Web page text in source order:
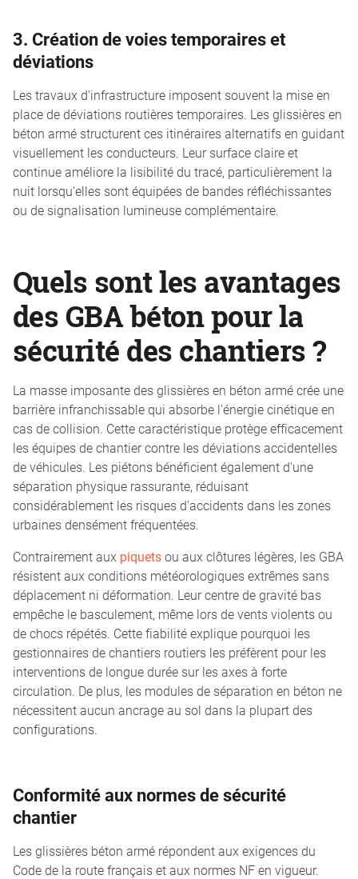
3. Création de voies temporaires et
déviations
Les travaux d'infrastructure imposent souvent la mise en
place de déviations routières temporaires. Les glissières en
béton armé structurent ces itinéraires alternatifs en guidant
visuellement les conducteurs. Leur surface claire et
continue améliore la lisibilité du tracé, particulièrement la
nuit lorsqu'elles sont équipées de bandes réfléchissantes
ou de signalisation lumineuse complémentaire.
Quels sont les avantages
des GBA béton pour la
sécurité des chantiers ?
La masse imposante des glissières en béton armé crée une
barrière infranchissable qui absorbe l'énergie cinétique en
cas de collision. Cette caractéristique protège efficacement
les équipes de chantier contre les déviations accidentelles
de véhicules. Les piétons bénéficient également d'une
séparation physique rassurante, réduisant
considérablement les risques d'accidents dans les zones
urbaines densément fréquentées.
Contrairement aux piquetsou aux clôtures légères, les GBA
résistent aux conditions météorologiques extrêmes sans
déplacement ni déformation. Leur centre de gravité bas
empêche le basculement, même lors de vents violents ou
de chocs répétés. Cette fiabilité explique pourquoi les
gestionnaires de chantiers routiers les préfèrent pour les
interventions de longue durée sur les axes à forte
circulation. De plus, les modules de séparation en béton ne
nécessitent aucun ancrage au sol dans la plupart des
configurations.
Conformité aux normes de sécurité
chantier
Les glissières béton armé répondent aux exigences du
Code de la route français et aux normes NF en vigueur.